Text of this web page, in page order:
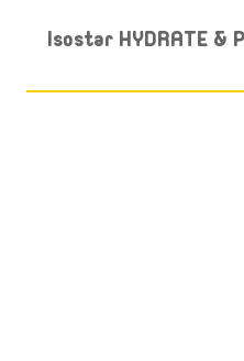
Isostar HYDRATE &